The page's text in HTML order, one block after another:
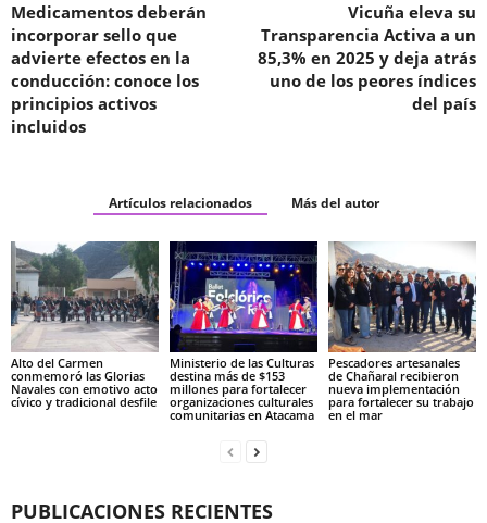
Medicamentos deberán
incorporar sello que
advierte efectos en la
conducción: conoce los
principios activos
incluidos
Vicuña eleva su
Transparencia Activa a un
85,3% en 2025 y deja atrás
uno de los peores índices
del país
Artículos relacionados Más del autor
Alto del Carmen
conmemoró las Glorias
Navales con emotivo acto
cívico y tradicional desfile
Ministerio de las Culturas
destina más de $153
millones para fortalecer
organizaciones culturales
comunitarias en Atacama
Pescadores artesanales
de Chañaral recibieron
nueva implementación
para fortalecer su trabajo
en el mar
PUBLICACIONES RECIENTES